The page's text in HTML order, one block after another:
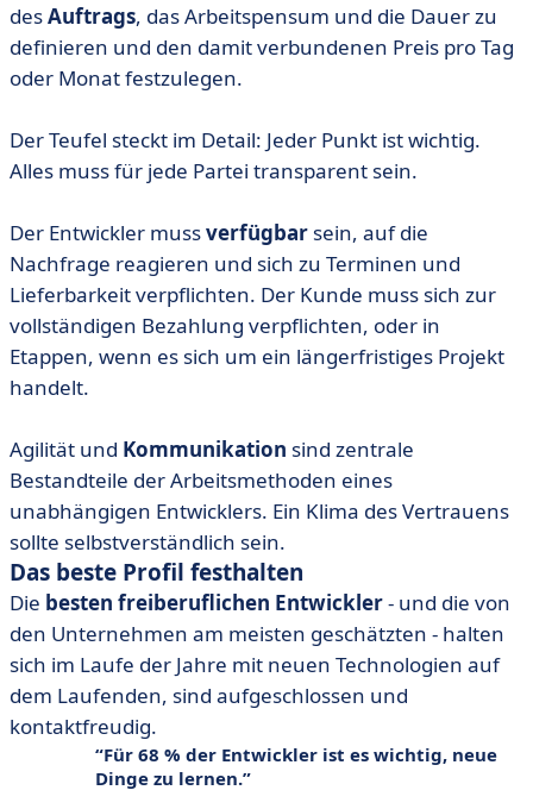
desAuftrags, das Arbeitspensum und die Dauer zu
definieren und den damit verbundenen Preis pro Tag
oder Monat festzulegen.
Der Teufel steckt im Detail: Jeder Punkt ist wichtig.
Alles muss für jede Partei transparent sein.
Der Entwickler mussverfügbar sein, auf die
Nachfrage reagieren und sich zu Terminen und
Lieferbarkeit verpflichten. Der Kunde muss sich zur
vollständigen Bezahlung verpflichten, oder in
Etappen, wenn es sich um ein längerfristiges Projekt
handelt.
Agilität und Kommunikation sind zentrale
Bestandteile der Arbeitsmethoden eines
unabhängigen Entwicklers. Ein Klima des Vertrauens
sollte selbstverständlich sein.
Das beste Profil festhalten
Die besten freiberuflichen Entwickler- und die von
den Unternehmen am meisten geschätzten - halten
sich im Laufe der Jahre mit neuen Technologien auf
dem Laufenden, sind aufgeschlossen und
kontaktfreudig.
Für 68 % der Entwickler ist es wichtig, neue
Dinge zu lernen.